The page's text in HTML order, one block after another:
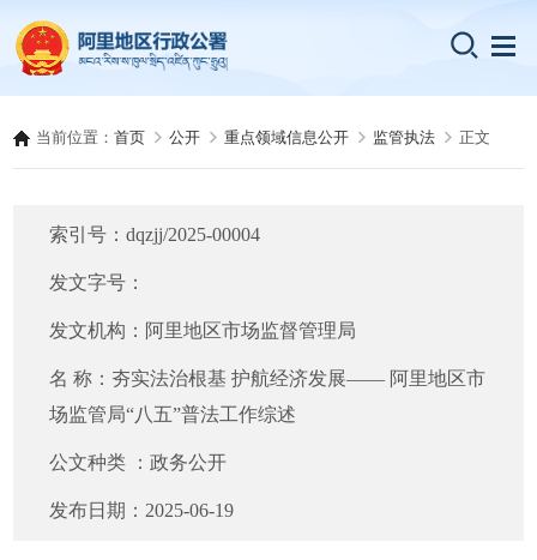
当前位置：首页 公开 重点领域信息公开 监管执法 正文
索引号：dqzjj/2025-00004
发文字号：
发文机构： 阿里地区市场监督管理局
名 称： 夯实法治根基 护航经济发展—— 阿里地区市
场监管局“八五”普法工作综述
公文种类 ：政务公开
发布日期： 2025-06-19